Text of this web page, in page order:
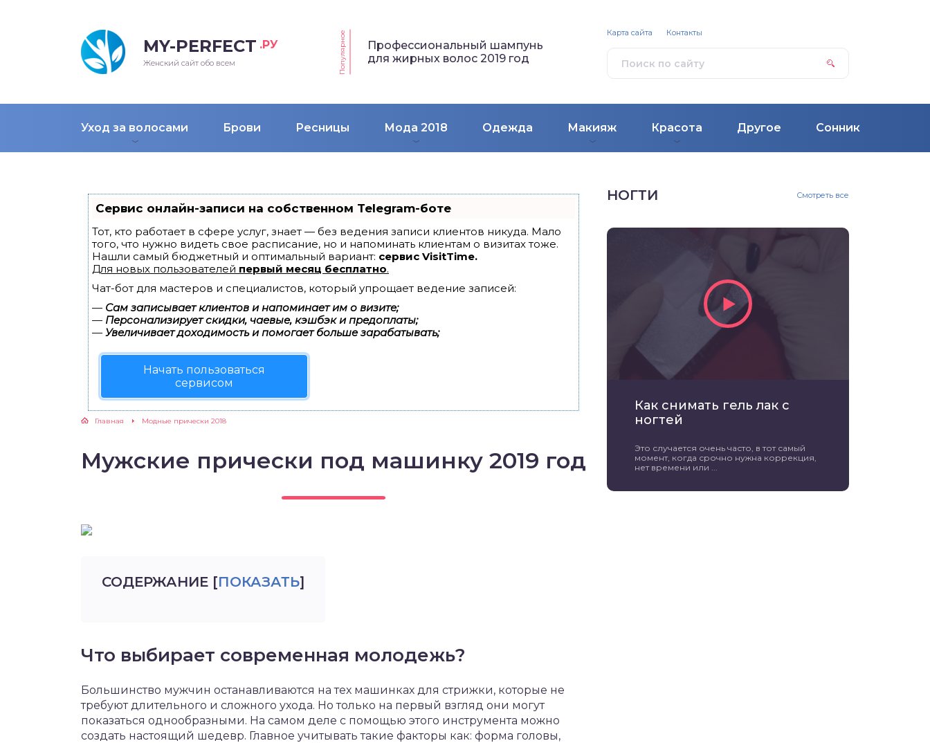
MY-PERFECT .РУ
Женский сайт обо всем Популярное
Профессиональный шампунь
для жирных волос 2019 год
Уход за волосами Брови Ресницы Мода 2018 Одежда Макияж Красота Другое Сонник
Карта сайта Контакты
Сервис онлайн-записи на собственном Telegram-боте
Тот, кто работает в сфере услуг, знает — без ведения записи клиентов никуда. Мало
того, что нужно видеть свое расписание, но и напоминать клиентам о визитах тоже.
Нашли самый бюджетный и оптимальный вариант: сервис VisitTime.
Для новых пользователей первый месяц бесплатно.
Чат-бот для мастеров и специалистов, который упрощает ведение записей:
— Сам записывает клиентов и напоминает им о визите;
— Персонализирует скидки, чаевые, кэшбэк и предоплаты;
— Увеличивает доходимость и помогает больше зарабатывать;
Начать пользоваться
сервисом
Главная Модные прически 2018
Мужские прически под машинку 2019 год
СОДЕРЖАНИЕ [ПОКАЗАТЬ]
Что выбирает современная молодежь?
Большинство мужчин останавливаются на тех машинках для стрижки, которые не
требуют длительного и сложного ухода. Но только на первый взгляд они могут
показаться однообразными. На самом деле с помощью этого инструмента можно
создать настоящий шедевр. Главное учитывать такие факторы как: форма головы,
НОГТИ Смотреть все
Как снимать гель лак с
ногтей
Это случается очень часто, в тот самый
момент, когда срочно нужна коррекция,
нет времени или ...
прически 2018
стрижки 2018